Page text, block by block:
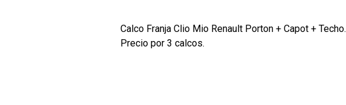
Calco Franja Clio Mio Renault Porton + Capot + Techo.
Precio por 3 calcos.